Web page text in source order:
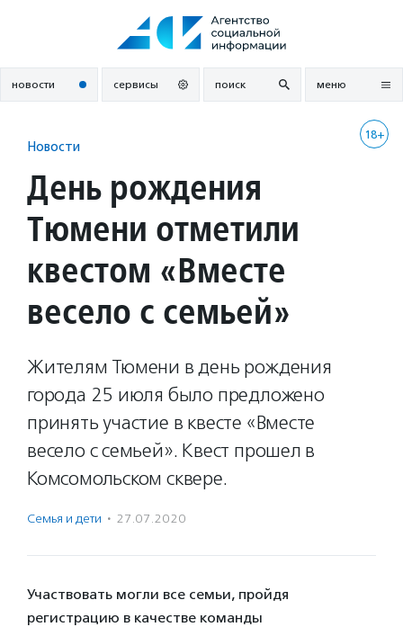
новости сервисы поиск меню
18+
Новости
День рождения
Тюмени отметили
квестом «Вместе
весело с семьей»
Жителям Тюмени в день рождения
города 25 июля было предложено
принять участие в квесте «Вместе
весело с семьей». Квест прошел в
Комсомольском сквере.
Семья и дети · 27.07.2020
Участвовать могли все семьи, пройдя
регистрацию в качестве команды